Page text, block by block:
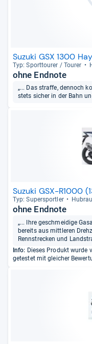
Suzuki GSX 1300
Typ: Sport­tou­rer / Tou­rer
ohne Endnote
„... Das straffe, dennoch
stets sicher in der Bahn
Suzuki GSX-R1000
Typ: Super­sport­ler
ohne Endnote
„... Ihre geschmeidige
bereits aus mittleren
Rennstrecken und
Info: Dieses Produkt wurde
getestet mit gleicher